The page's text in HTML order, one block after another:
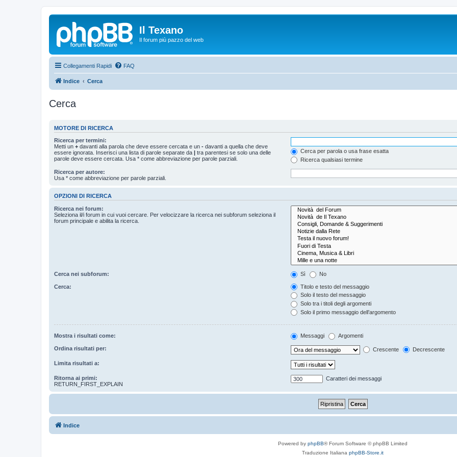
Il Texano
Il forum più pazzo del web
Collegamenti Rapidi FAQ
Indice Cerca
Cerca
MOTORE DI RICERCA
Ricerca per termini:
Metti un + davanti alla parola che deve essere cercata e un - davanti a quella che deve
essere ignorata. Inserisci una lista di parole separate da | tra parentesi se solo una delle
parole deve essere cercata. Usa * come abbreviazione per parole parziali.
Cerca per parola o usa frase esatta
Ricerca qualsiasi termine
Ricerca per autore:
Usa * come abbreviazione per parole parziali.
OPZIONI DI RICERCA
Ricerca nei forum:
Seleziona il/i forum in cui vuoi cercare. Per velocizzare la ricerca nei subforum seleziona il
forum principale e abilita la ricerca.
Cerca nei subforum: Sì No
Cerca:
Titolo e testo del messaggio
Solo il testo del messaggio
Solo tra i titoli degli argomenti
Solo il primo messaggio dell’argomento
Mostra i risultati come: Messaggi Argomenti
Ordina risultati per: Crescente Decrescente
Limita risultati a:
Ritorna ai primi:
RETURN_FIRST_EXPLAIN
Caratteri dei messaggi
Indice
Powered by phpBB® Forum Software © phpBB Limited
Traduzione Italiana phpBB-Store.it